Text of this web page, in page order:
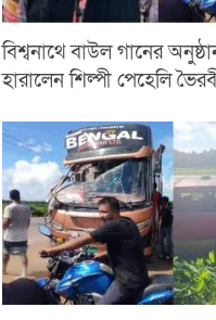
বিশ্বনাথে বাউল গানের
হারালেন শিল্পী পেহেলি